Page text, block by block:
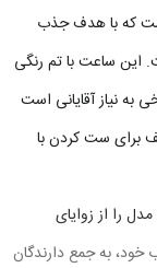
که با هدف جذب
این ساعت با تم رنگی
به نیاز آقایانی است
برای ست کردن با
را از زوایای
خود، به جمع دارندگان